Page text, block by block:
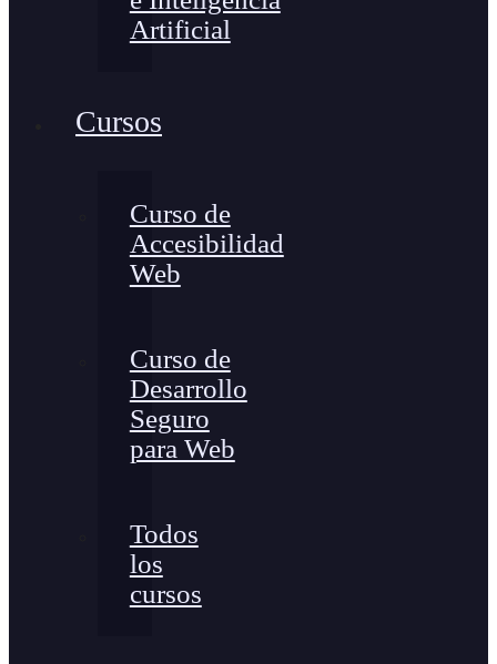
Artificial
Cursos
Curso de
Accesibilidad
Web
Curso de
Desarrollo
Seguro
para Web
Todos
los
cursos